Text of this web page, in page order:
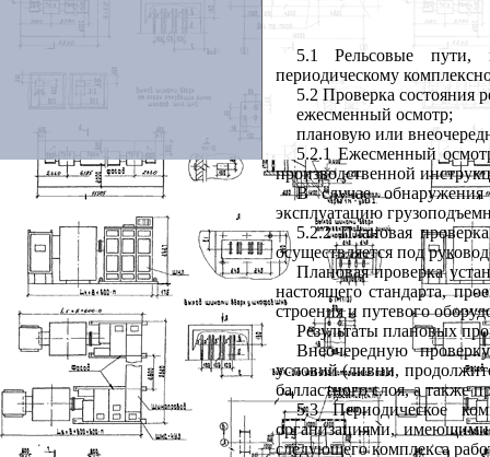
5.1 Рельсовые пути,
периодическому
5.2 Проверка состояния
ежесменный осмотр;
плановую или
5.2.1 Ежесменный
производственной
В случае обнаружения
эксплуатацию
5.2.2 Плановая
осуществляется под
Плановая проверка
настоящего стандарта,
строения и путевого
Результаты плановых
Внеочередную
условий (ливни,
балластного слоя, а также
5.3Периодическое
организациями,
следующего комплекса